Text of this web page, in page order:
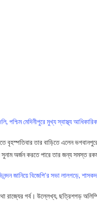
পশ্চিম মেদিনীপুরে মুখ্য স্বাস্থ্য
বৃহস্পতিবার তার বাড়িতে এলেন
অর্জন করতে পারে তার জন্য সমস্ত
জানিয়ে বিজেপি’র সভা লালগড়ে,
রাজ্যের গর্ব। উল্লেখ্য, ছত্রিশগড়